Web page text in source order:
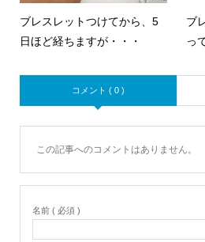
ブレスレットつけてから、5
日ほど経ちますが・・・
ブ
っ
コメント ( 0 )
この記事へのコメントはありません。
名前 ( 必須 )